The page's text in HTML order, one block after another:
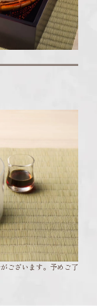
ございます。予めご了